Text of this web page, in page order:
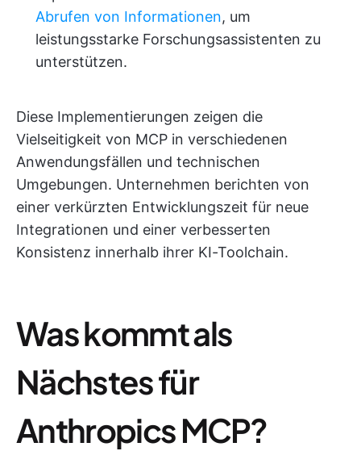
Abrufen von Informationen, um
leistungsstarke Forschungsassistenten zu
unterstützen.
Diese Implementierungen zeigen die
Vielseitigkeit von MCP in verschiedenen
Anwendungsfällen und technischen
Umgebungen. Unternehmen berichten von
einer verkürzten Entwicklungszeit für neue
Integrationen und einer verbesserten
Konsistenz innerhalb ihrer KI-Toolchain.
Was kommt als
Nächstes für
Anthropics MCP?